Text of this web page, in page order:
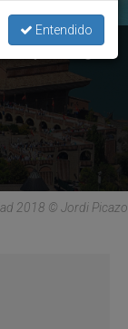
hay un amigo,
2018 © Jordi Picazo
Entendido